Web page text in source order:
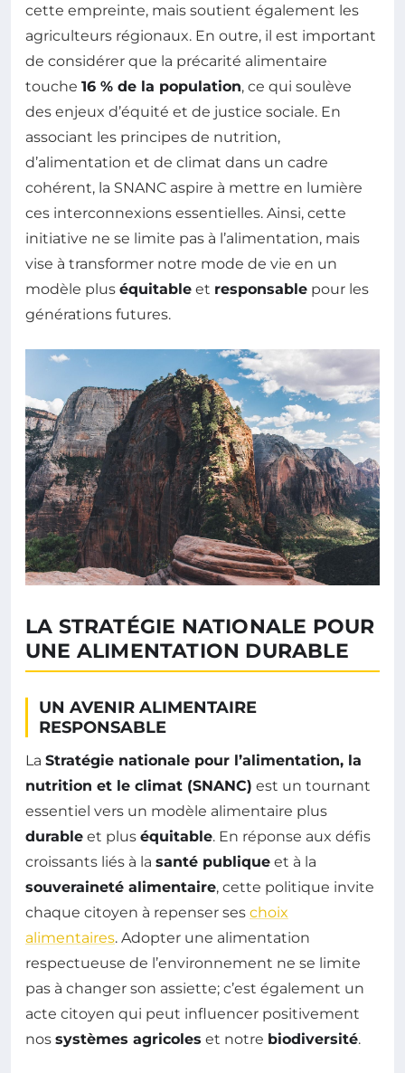
cette empreinte, mais soutient également les
agriculteurs régionaux. En outre, il est important
de considérer que la précarité alimentaire
touche 16 % de la population, ce qui soulève
des enjeux d’équité et de justice sociale. En
associant les principes de nutrition,
d’alimentation et de climat dans un cadre
cohérent, la SNANC aspire à mettre en lumière
ces interconnexions essentielles. Ainsi, cette
initiative ne se limite pas à l’alimentation, mais
vise à transformer notre mode de vie en un
modèle plus équitable et responsable pour les
générations futures.
LA STRATÉGIE NATIONALE POUR
UNE ALIMENTATION DURABLE
UN AVENIR ALIMENTAIRE
RESPONSABLE
La Stratégie nationale pour l’alimentation, la
nutrition et le climat (SNANC) est un tournant
essentiel vers un modèle alimentaire plus
durable et plus équitable. En réponse aux défis
croissants liés à la santé publique et à la
souveraineté alimentaire, cette politique invite
chaque citoyen à repenser ses choix
alimentaires. Adopter une alimentation
respectueuse de l’environnement ne se limite
pas à changer son assiette; c’est également un
acte citoyen qui peut influencer positivement
nos systèmes agricoles et notre biodiversité.